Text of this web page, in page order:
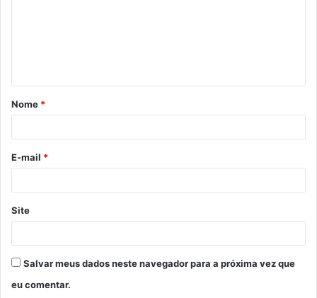
Nome *
E-mail *
Site
Salvar meus dados neste navegador para a próxima vez que
eu comentar.